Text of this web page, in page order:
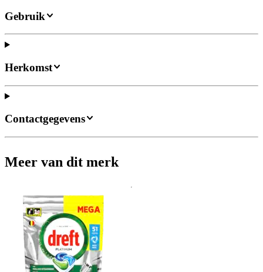
Gebruik
Herkomst
Contactgegevens
Meer van dit merk